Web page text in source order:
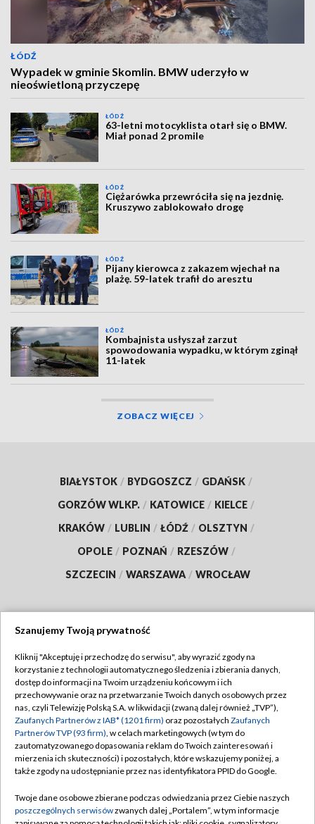
ŁÓDŹ
Wypadek w gminie Skomlin. BMW uderzyło w
nieoświetloną przyczepę
ŁÓDŹ
63-letni motocyklista otarł się o BMW.
Miał ponad 2 promile
ŁÓDŹ
Ciężarówka przewróciła się na jezdnię.
Kruszywo zablokowało drogę
ŁÓDŹ
Pijany kierowca z zakazem wjechał na
plażę. 59-latek trafił do aresztu
ŁÓDŹ
Kombajnista usłyszał zarzut
spowodowania wypadku, w którym zginął
11-latek
ZOBACZ WIĘCEJ
BIAŁYSTOK / BYDGOSZCZ / GDAŃSK /
GORZÓW WLKP. / KATOWICE / KIELCE /
KRAKÓW / LUBLIN / ŁÓDŹ / OLSZTYN /
OPOLE / POZNAŃ / RZESZÓW /
SZCZECIN / WARSZAWA / WROCŁAW
TVP
Abonament TVP
Emisja w TVP
Centrum informacji TVP
Naziemna Telewizja Cyfrowa
Rada Programowa
Regulamin TVP
Polityka prywatności
Moje zgody
Pomoc
Kontakt
Szanujemy Twoją prywatność
Kliknij "Akceptuję i przechodzę do serwisu", aby wyrazić zgody na
korzystanie z technologii automatycznego śledzenia i zbierania danych,
dostęp do informacji na Twoim urządzeniu końcowym i ich
przechowywanie oraz na przetwarzanie Twoich danych osobowych przez
nas, czyli Telewizję Polską S.A. w likwidacji (zwaną dalej również „TVP”),
Zaufanych Partnerów z IAB* (1201 firm) oraz pozostałych Zaufanych
Partnerów TVP (93 firm), w celach marketingowych (w tym do
zautomatyzowanego dopasowania reklam do Twoich zainteresowań i
mierzenia ich skuteczności) i pozostałych, które wskazujemy poniżej, a
także zgody na udostępnianie przez nas identyfikatora PPID do Google.
Twoje dane osobowe zbierane podczas odwiedzania przez Ciebie naszych
poszczególnych serwisówzwanych dalej „Portalem”, w tym informacje